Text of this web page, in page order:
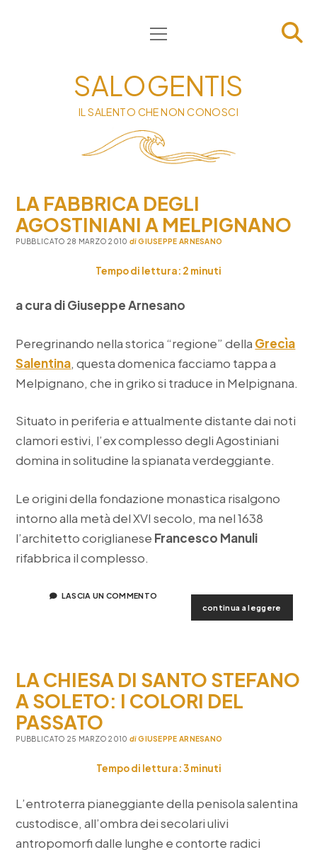
HOME
INFORMATIVA
CONTATTI
PRIVACY & COOKIE POLICY
apri
menu
SALOGENTIS
IL SALENTO CHE NON CONOSCI
LA FABBRICA DEGLI
AGOSTINIANI A MELPIGNANO
PUBBLICATO 28 MARZO 2010 diGIUSEPPE ARNESANO
Tempo di lettura: 2 minuti
a cura di Giuseppe Arnesano
Peregrinando nella storica “regione” della Grecìa
Salentina, questa domenica facciamo tappa a
Melpignano, che in griko si traduce in Melpignana.
Situato in periferia e attualmente distante dai noti
clamori estivi, l’ex complesso degli Agostiniani
domina in solitudine la spianata verdeggiante.
Le origini della fondazione monastica risalgono
intorno alla metà del XVI secolo, ma nel 1638
l’architetto coriglianese Francesco Manuli
rifabbrica il complesso.
continua a leggere
fabbrica
LASCIA UN COMMENTO
LA CHIESA DI SANTO STEFANO
A SOLETO: I COLORI DEL
PASSATO
PUBBLICATO 25 MARZO 2010 diGIUSEPPE ARNESANO
Tempo di lettura:3 minuti
L’entroterra pianeggiante della penisola salentina
custodisce, all’ombra dei secolari ulivi
antropomorfi dalle lunghe e contorte radici